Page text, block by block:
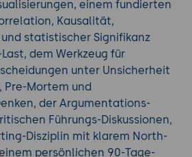
unsere weiterenFührung &
.
einem fundierten
Kausalität,
statistischer Signifikanz
dem Werkzeug für
unter Unsicherheit
Pre-Mortem und
der Argumentations-
Führungs-Diskussionen,
Disziplin mit klarem North-
persönlichen 90-Tage-